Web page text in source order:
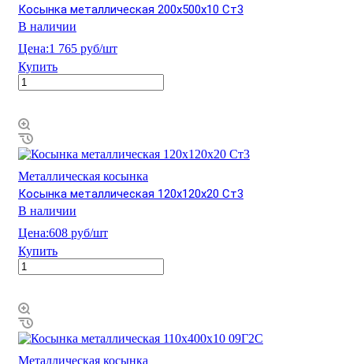
Косынка металлическая 200х500х10 Ст3
В наличии
Цена:1 765 руб/шт
Купить
Металлическая косынка
Косынка металлическая 120х120х20 Ст3
В наличии
Цена:608 руб/шт
Купить
Металлическая косынка